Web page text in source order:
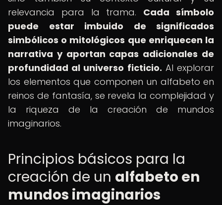
relevancia para la trama. Cada símbolo
puede estar imbuido de significados
simbólicos o mitológicos que enriquecen la
narrativa y aportan capas adicionales de
profundidad al universo ficticio. Al explorar
los elementos que componen un alfabeto en
reinos de fantasía, se revela la complejidad y
la riqueza de la creación de mundos
imaginarios.
Principios básicos para la
creación de un alfabeto en
mundos imaginarios